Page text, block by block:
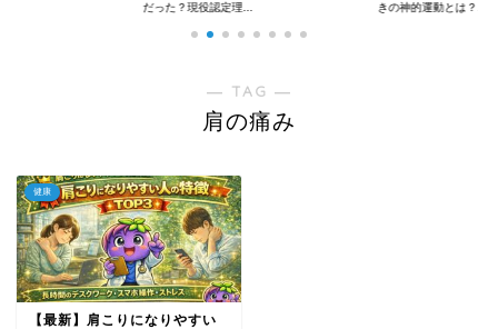
だった？現役認定理...
きの神的運動とは？...
― TAG ―
肩の痛み
健康
【最新】肩こりになりやすい